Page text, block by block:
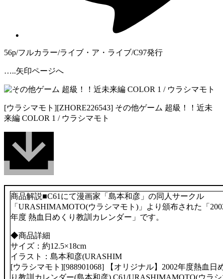
56p/フルカラー/ライブ・ア・ライブ/C97発行
…..矢印ページへ
[ウラシマモト][ZHORE226543] その他ゲーム 超級！！近未
来編 COLOR 1 / ウラシマモト
商品解説■C61にて漫画家「島本和彦」の同人サークル
「URASHIMAMOTO(ウラシマモト)」より頒布された「
年度 熱血日めくり教訓カレンダー」です。
◆商品詳細
サイズ：約12.5×18cm
イラスト：島本和彦(URASHIM
[ウラシマモト][988901068] 【オリジナル】2002年度熱血日